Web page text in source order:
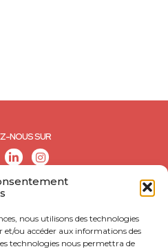
nous utilisons des technologies
et/ou accéder aux informations des
technologies nous permettra de
NOUS SUR